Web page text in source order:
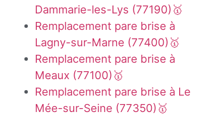
Dammarie-les-Lys (77190)🥇
Remplacement pare brise à
Lagny-sur-Marne (77400)🥇
Remplacement pare brise à
Meaux (77100)🥇
Remplacement pare brise à Le
Mée-sur-Seine (77350)🥇